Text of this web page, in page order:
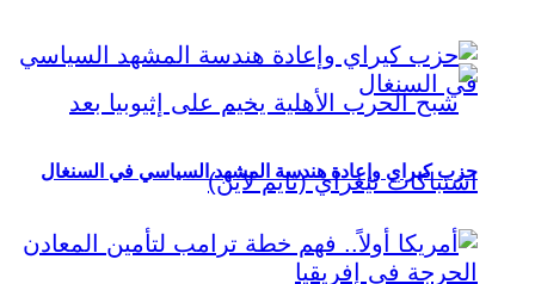
حزب كيراي وإعادة هندسة المشهد السياسي في السنغال